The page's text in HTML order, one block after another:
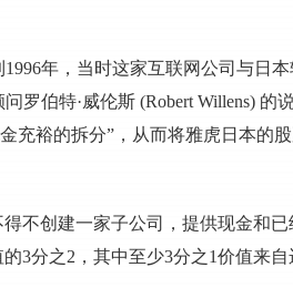
年，当时这家互联网公司与日本
罗伯特·威伦斯 (Robert Willens) 的
充裕的拆分”，从而将雅虎日本的
不创建一家子公司，提供现金和已
3分之2，其中至少3分之1价值来自